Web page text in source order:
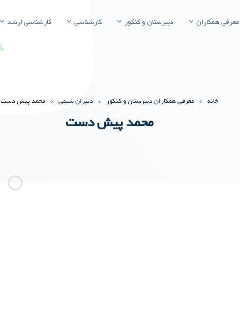
معرفی همکاران دبیرستان و کنکور کارشناسی کارشناسی ارشد
خانه » معرفی همکاران دبیرستان و کنکور » دبیران شیمی » محمد پیش دست
محمد پیش دست